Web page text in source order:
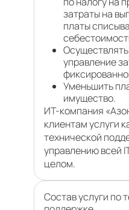
затраты на
платы
управление
Уменьшить
имущество.
ИТ-компания
клиентам услуги
технической
управлению всей
целом.
Состав услуги по